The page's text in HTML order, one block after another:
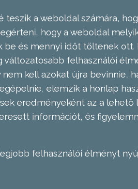
a weboldal számára,
hogy a weboldal
és mennyi időt töltenek ott.
változatosabb felhasználói
kell azokat újra bevinnie,
elemzik a honlap
eredményeként az a lehető
információt, és
felhasználói élményt